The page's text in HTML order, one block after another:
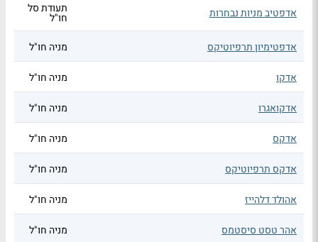
אדפטיב מניות נבחרות תעודת סל
חו"ל
אדפטימיון תרפיוטיקס
מניה חו"ל
אדקו מניה חו"ל
אדקואגרו מניה חו"ל
אדקס מניה חו"ל
אדקס תרפיוטיקס מניה חו"ל
אהולד דלהייז מניה חו"ל
אהר טסט סיסטמס מניה חו"ל